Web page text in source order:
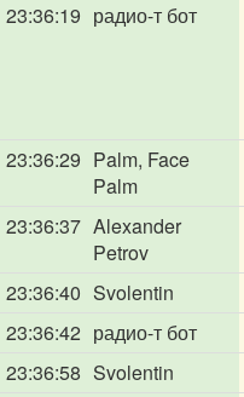
23:36:19 радио-т бот
23:36:29 Palm, Face
Palm
23:36:37 Alexander
Petrov
23:36:40 Svolentin
23:36:42 радио-т бот
23:36:58 Svolentin